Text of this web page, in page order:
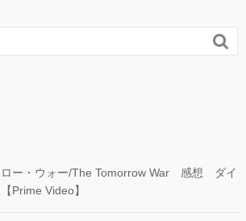

ロー・ウォー/The Tomorrow War 感想 ダイ
Prime Video】